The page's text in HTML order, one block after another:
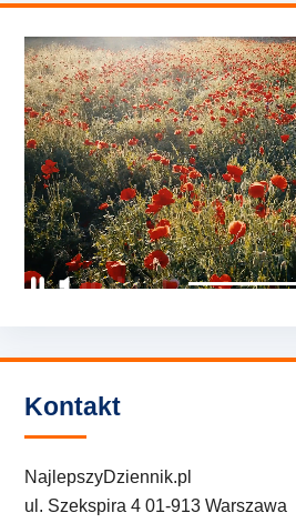
Kontakt
NajlepszyDziennik.pl
ul. Szekspira 4 01-913 Warszawa